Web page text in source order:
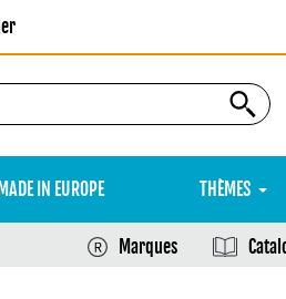
MADE IN EUROPE THÈMES
Marques